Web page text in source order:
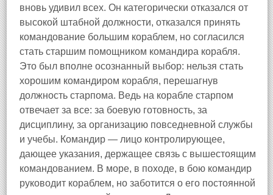
вновь удивил всех. Он категорически отказался от
высокой штабной должности, отказался принять
командование большим кораблем, но согласился
стать старшим помощником командира корабля.
Это был вполне осознанный выбор: нельзя стать
хорошим командиром корабля, перешагнув
должность старпома. Ведь на корабле старпом
отвечает за все: за боевую готовность, за
дисциплину, за организацию повседневной службы
и учебы. Командир — лицо контролирующее,
дающее указания, держащее связь с вышестоящим
командованием. В море, в походе, в бою командир
руководит кораблем, но заботится о его постоянной